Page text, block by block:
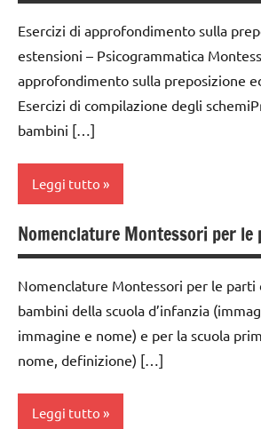
Montessori
psicogrammatica
Montessori
ARGOMENTI
PER ETA'
TUTTI GLI
ARTICOLI
MONTESSORI
italiano
didattico
Montessori
Montessori
TUTTI GLI
ARGOMENTI
PER ETA'
TUTTI GLI
ARTICOLI
1a
2a
classe
dai
anni
anni
DOWNLOAD
DIDATTICA
Esercizi di approfondimento sulla
estensioni – Psicogrammatica
approfondimento sulla preposizione
Esercizi di compilazione degli
bambini […]
Leggi tutto
analisi
grammaticale
Montessori
classe
1a
classe
2a
classe
Nomenclature Montessori per le
Nomenclature Montessori per le parti
bambini della scuola d’infanzia
immagine e nome) e per la scuola
nome, definizione) […]
Leggi tutto